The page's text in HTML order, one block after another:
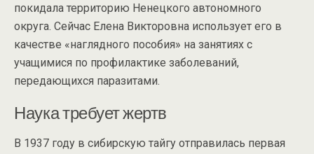
покидала территорию Ненецкого автономного
округа. Сейчас Елена Викторовна использует его в
качестве «наглядного пособия» на занятиях с
учащимися по профилактике заболеваний,
передающихся паразитами.
Наука требует жертв
В 1937 году в сибирскую тайгу отправилась первая